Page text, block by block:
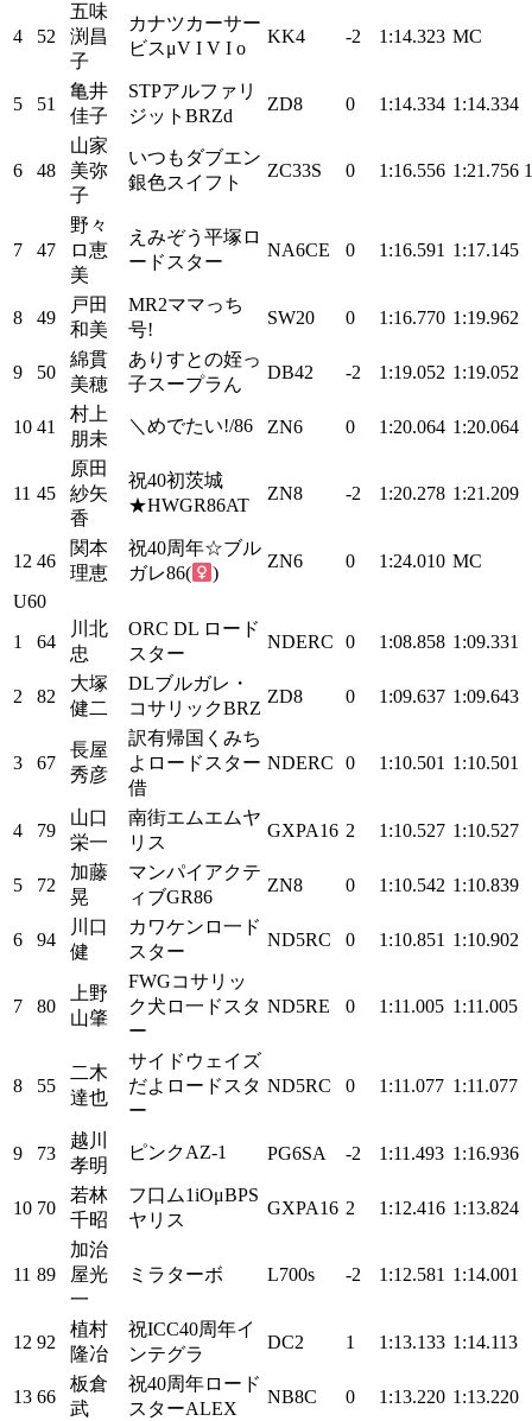
4 52
五味
渕昌
子
カナツカーサー
ビスμV I V I o
KK4 -2 1:14.323 MC
5 51
亀井
佳子
STPアルファリ
ジットBRZd
ZD8 0 1:14.334 1:14.334
6 48
山家
美弥
子
いつもダブエン
銀色スイフト
ZC33S 0 1:16.556 1:21.756 1
7 47
野々
ロ恵
美
えみぞう平塚ロ
ードスター
NA6CE 0 1:16.591 1:17.145
8 49
戸田
和美
MR2ママっち
号!
SW20 0 1:16.770 1:19.962
9 50
綿貫
美穂
ありすとの姪っ
子スープラん
DB42 -2 1:19.052 1:19.052
10 41
村上
朋未
＼めでたい!/86 ZN6 0 1:20.064 1:20.064
11 45
原田
紗矢
香
祝40初茨城
★HWGR86AT
ZN8 -2 1:20.278 1:21.209
12 46
関本
理恵
祝40周年☆ブル
ガレ86(
)
ZN6 0 1:24.010 MC
U60
1
64
川北
忠
ORC DL ロード
スター
NDERC 0 1:08.858 1:09.331
2 82
大塚
健二
DLブルガレ・
コサリックBRZ
ZD8 0 1:09.637 1:09.643
3 67
長屋
秀彦
訳有帰国くみち
よロードスター
借
NDERC 0 1:10.501 1:10.501
4 79
山口
栄一
南街エムエムヤ
リス
GXPA16 2 1:10.527 1:10.527
5 72
加藤
晃
マンパイアクテ
ィブGR86
ZN8 0 1:10.542 1:10.839
6 94
川口
健
カワケンロ一ド
スター
ND5RC 0 1:10.851 1:10.902
7 80
上野
山肇
FWGコサリッ
ク犬ロ一ドスタ
ー
ND5RE 0 1:11.005 1:11.005
8 55
二木
達也
サイドウェイズ
だよロードスタ
ー
ND5RC 0 1:11.077 1:11.077
9 73
越川
孝明
ピンクAZ-1 PG6SA -2 1:11.493 1:16.936
10 70
若林
千昭
フ口ム1iOμBPS
ヤリス
GXPA16 2 1:12.416 1:13.824
11 89
加治
屋光
一
ミラターボ L700s -2 1:12.581 1:14.001
12 92
植村
隆冶
祝ICC40周年イ
ンテグラ
DC2 1 1:13.133 1:14.113
13 66
板倉
武
祝40周年ロード
スターALEX
NB8C 0 1:13.220 1:13.220